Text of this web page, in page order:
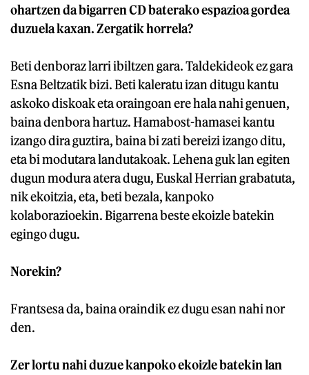
ohartzen da bigarren CD baterako espazioa gordea
duzuela kaxan. Zergatik horrela?
Beti denboraz larri ibiltzen gara. Taldekideok ez gara
Esna Beltzatik bizi. Beti kaleratu izan ditugu kantu
askoko diskoak eta oraingoan ere hala nahi genuen,
baina denbora hartuz. Hamabost-hamasei kantu
izango dira guztira, baina bi zati bereizi izango ditu,
eta bi modutara landutakoak. Lehena guk lan egiten
dugun modura atera dugu, Euskal Herrian grabatuta,
nik ekoitzia, eta, beti bezala, kanpoko
kolaborazioekin. Bigarrena beste ekoizle batekin
egingo dugu.
Norekin?
Frantsesa da, baina oraindik ez dugu esan nahi nor
den.
Zer lortu nahi duzue kanpoko ekoizle batekin lan